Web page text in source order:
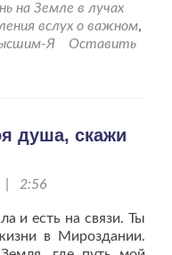
на Земле в лучах
вслух о важном,
Я
Оставить
душа, скажи
| 2:56
и есть на связи. Ты
в Мироздании.